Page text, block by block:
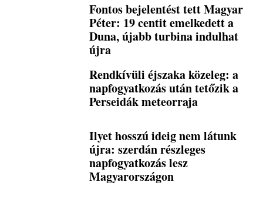
Fontos bejelentést tett Magyar
Péter: 19 centit emelkedett a
Duna, újabb turbina indulhat
újra
Rendkívüli éjszaka közeleg: a
napfogyatkozás után tetőzik a
Perseidák meteorraja
Ilyet hosszú ideig nem látunk
újra: szerdán részleges
napfogyatkozás lesz
Magyarországon